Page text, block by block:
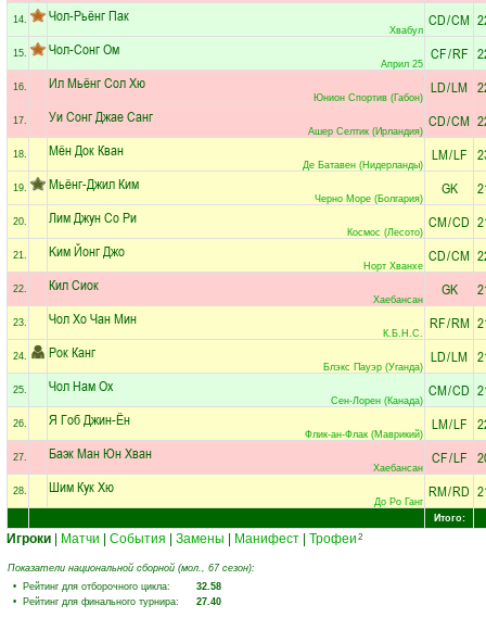
14. Чол-Рьёнг Пак
Хвабул
CD/CM
15. Чол-Сонг Ом
Април 25
CF/RF
16. Ил Мьёнг Сол Хю
Юнион Спортив (Габон)
LD/LM
17. Уи Сонг Джае Санг
Ашер Селтик (Ирландия)
CD/CM
18. Мён Док Кван
Де Батавен (Нидерланды)
LM/LF
19. Мьёнг-Джил Ким
Черно Море (Болгария)
GK
20. Лим Джун Со Ри
Космос (Лесото)
CM/CD
21. Kим Йонг Джо
Норт Хванхе
CD/CM
22. Кил Сиок
Хаебансан
GK
23. Чол Хо Чан Мин
К.Б.Н.С.
RF/RM
24. Рок Канг
Блэкс Пауэр (Уганда)
LD/LM
25. Чол Нам Ох
Сен-Лорен (Канада)
CM/CD
26. Я Гоб Джин-Ён
Флик-ан-Флак (Маврикий)
LM/LF
27. Баэк Ман Юн Хван
Хаебансан
CF/LF
28. Шим Кук Хю
До Ро Ганг
RM/RD
Итого:
Игроки Матчи События Замены Манифест Трофеи 2
Показатели национальной сборной (мол., 67 сезон):
• Рейтинг для отборочного цикла:
32.58
• Рейтинг для финального турнира:
27.40